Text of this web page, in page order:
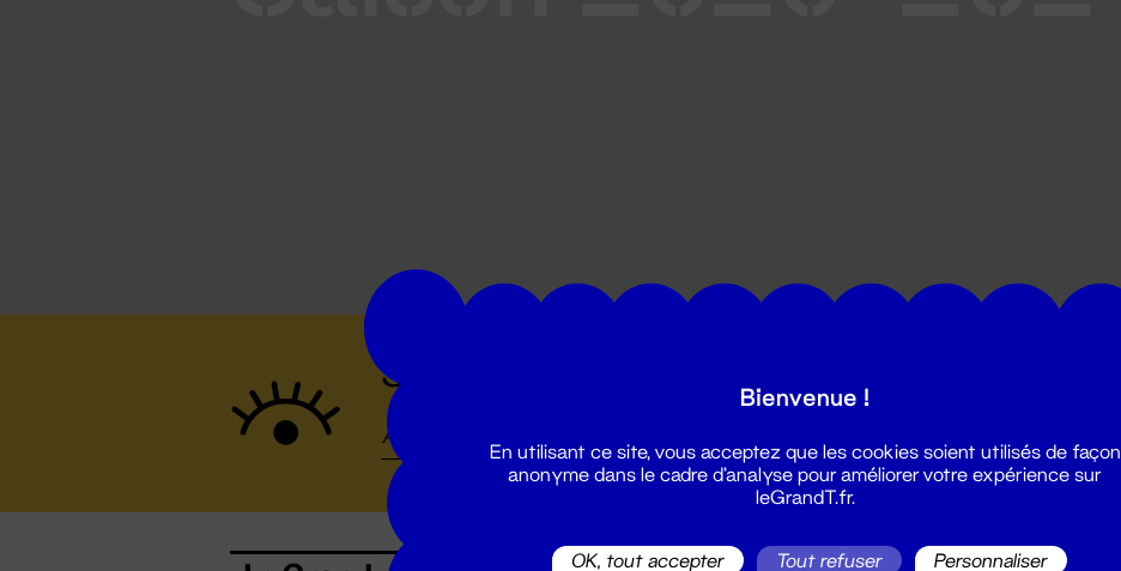
Suivez toutes les actualités du Grand T :
Billetterie
Bienvenue !
En utilisant ce site, vous acceptez que les cookies soient utilisés de façon
anonyme dans le cadre d'analyse pour améliorer votre expérience sur
leGrandT.fr.
OK, tout accepter Tout refuser Personnaliser